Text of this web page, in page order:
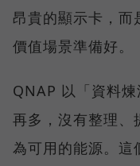
昂貴的顯示卡，而
價值場景準備好。
QNAP 以「資料
再多，沒有整理、
為可用的能源。